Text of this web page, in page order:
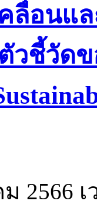
ลื่อนแ
ชี้วัดข
2566